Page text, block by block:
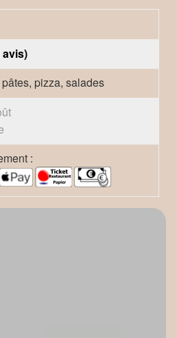
avis)
pizza, salades
: